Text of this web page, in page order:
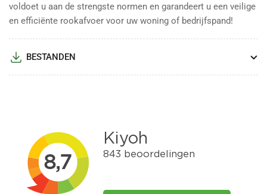
voldoet u aan de strengste normen en garandeert u een veilige
en efficiënte rookafvoer voor uw woning of bedrijfspand!
BESTANDEN